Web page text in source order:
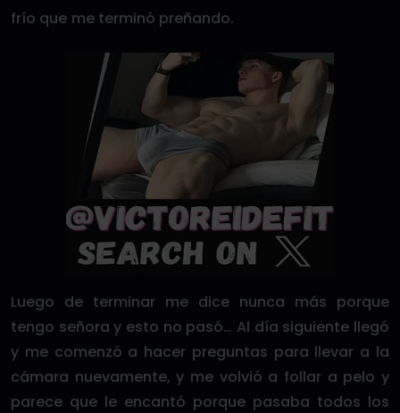
frío que me terminó preñando.
Luego de terminar me dice nunca más porque
tengo señora y esto no pasó… Al día siguiente llegó
y me comenzó a hacer preguntas para llevar a la
cámara nuevamente, y me volvió a follar a pelo y
parece que le encantó porque pasaba todos los